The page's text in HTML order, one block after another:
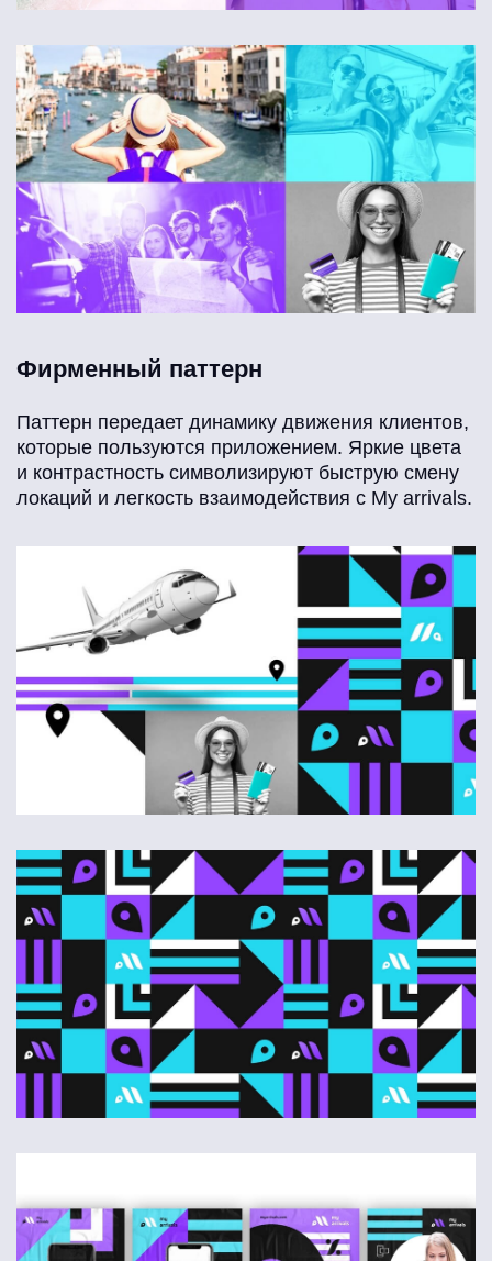
Фирменный паттерн
Паттерн передает динамику движения клиентов,
которые пользуются приложением. Яркие цвета
и контрастность символизируют быструю смену
локаций и легкость взаимодействия с My arrivals.